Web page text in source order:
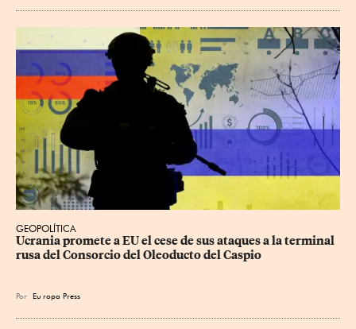
GEOPOLÍTICA
Ucrania promete a EU el cese de sus ataques a la terminal
rusa del Consorcio del Oleoducto del Caspio
Por Eu ropa Press